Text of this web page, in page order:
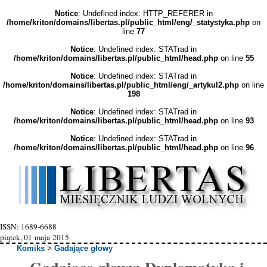
Notice: Undefined index: HTTP_REFERER in
/home/kriton/domains/libertas.pl/public_html/eng/_statystyka.php on
line 77
Notice: Undefined index: STATrad in
/home/kriton/domains/libertas.pl/public_html/head.phpon line 55
Notice: Undefined index: STATrad in
/home/kriton/domains/libertas.pl/public_html/eng/_artykul2.php on line
198
Notice: Undefined index: STATrad in
/home/kriton/domains/libertas.pl/public_html/head.phpon line 93
Notice: Undefined index: STATrad in
/home/kriton/domains/libertas.pl/public_html/head.phpon line 96
ISSN: 1689-6688
piątek, 01 maja 2015
Komiks >Gadające głowy